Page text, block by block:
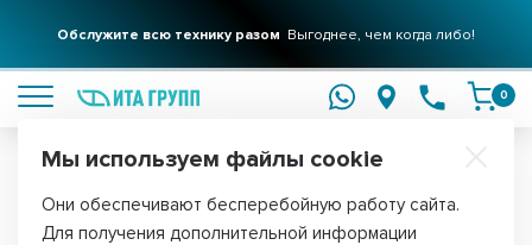
Обслужите всю технику разом Выгоднее, чем когда либо!
0
Главная Запчасти для холодильников Компрессоры для
Мы используем файлы cookie
Они обеспечивают бесперебойную работу сайта.
Для получения дополнительной информации